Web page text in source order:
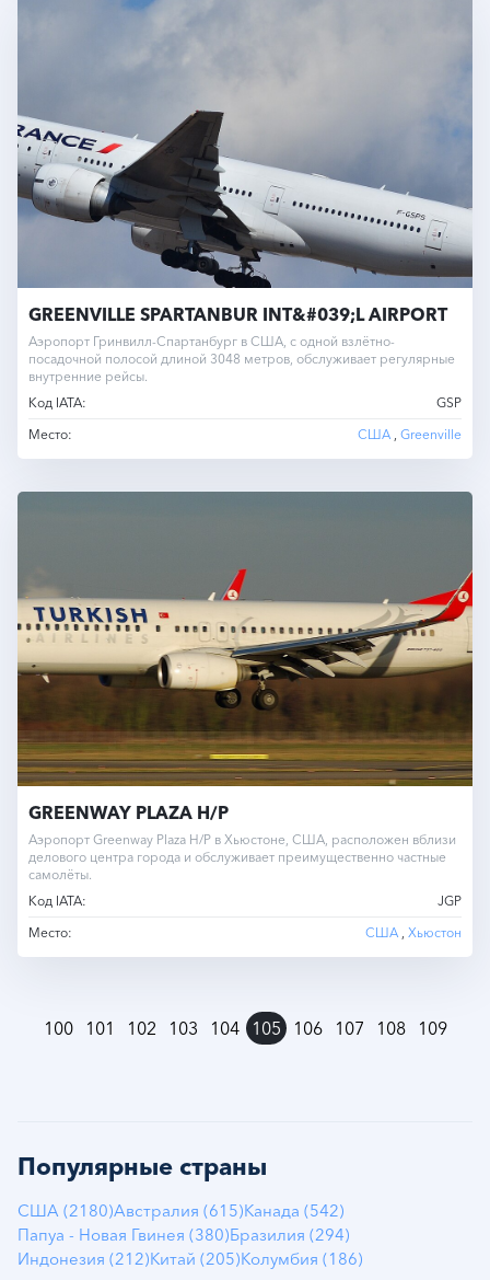
GREENVILLE SPARTANBUR INT&#039;L AIRPORT
Аэропорт Гринвилл-Спартанбург в США, с одной взлётно-
посадочной полосой длиной 3048 метров, обслуживает регулярные
внутренние рейсы.
Код IATA:
GSP
Место:
США , Greenville
GREENWAY PLAZA H/P
Аэропорт Greenway Plaza H/P в Хьюстоне, США, расположен вблизи
делового центра города и обслуживает преимущественно частные
самолёты.
Код IATA:
JGP
Место:
США , Хьюстон
100 101 102 103 104 105 106 107 108 109
Популярные страны
США (2180)Австралия (615)Канада (542)
Папуа - Новая Гвинея (380)Бразилия (294)
Индонезия (212)Китай (205)Колумбия (186)